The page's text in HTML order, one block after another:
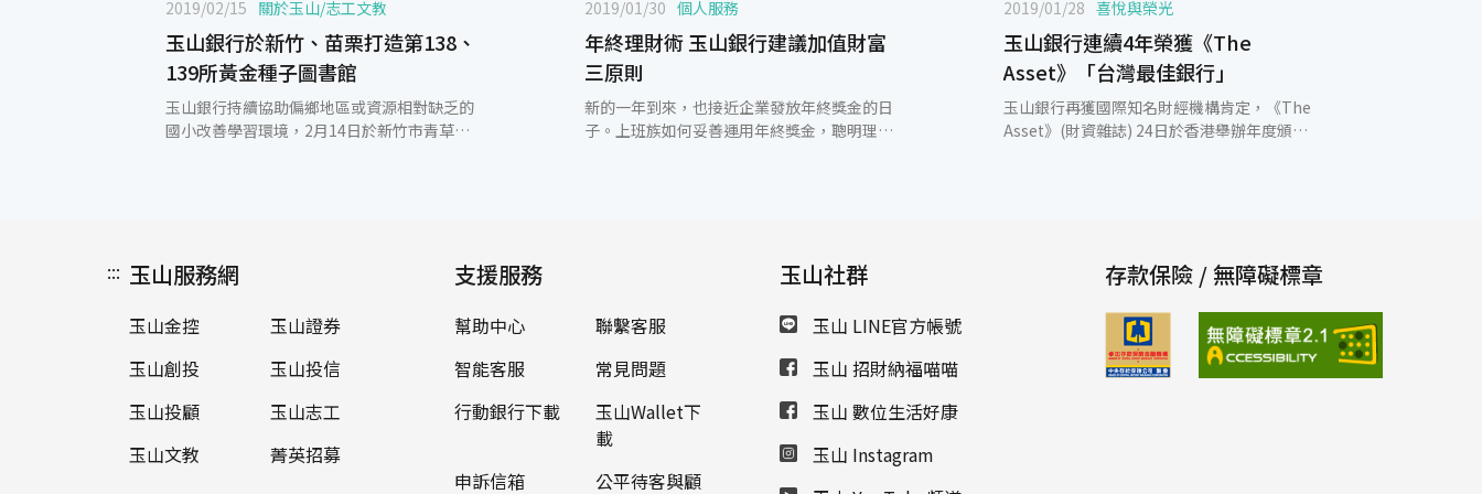
2019/02/15 關於玉山/志工文教
玉山銀行於新竹、苗栗打造第138、
139所黃金種子圖書館
玉山銀行持續協助偏鄉地區或資源相對缺乏的
國小改善學習環境，2月14日於新竹市青草湖
常重要的基礎工程，「閱讀力」也是學習力和
競爭力的關鍵，對孩子一生影響十分深遠，而
提升閱讀力最有效的方法就是「大量閱讀、主
動思考、快樂分享」。為此，玉山打造充滿童
趣、優質舒適的圖書館，以永續經營的理念提
供所需資源，包含成立時的設備及新書、每年
的電費補助、每兩年圖書更新及不定期環境維
玉山圖書館學校間申請流通，協助老師創新教
學，延伸閱讀的想像力。 新竹市青草湖國小許
2019/01/30 個人服務
年終理財術 玉山銀行建議加值財富
三原則
新的一年到來，也接近企業發放年終獎金的日
子。上班族如何妥善運用年終獎金，聰明理財
今年投資布局更須著重資產配置，宜對報酬與
波動加以平衡，可藉投資級債、新興債及多元
資產作為核心資產配置，並適量搭配供需有所
改善的能源、受避險需求支撐的黃金、及可望
受惠中美貿易戰轉單效應的東南亞市場為衛星
配置。 二、重新檢視投資組合，依需求進行調
整：新的一年，玉山銀行建議，對自己的理財
部位也需要進行「除舊佈新」，重新檢視投資
組合中的部位，適時停利停損，將這些部位進
行整頓，再運用年終獎金進行投資組合的「配
2019/01/28 喜悅與榮光
玉山銀行連續4年榮獲《The
Asset》「台灣最佳銀行」
玉山銀行再獲國際知名財經機構肯定，《The
Asset》(財資雜誌) 24日於香港舉辦年度頒獎
《The Asset》4項大獎，包括「亞太最佳
CEO」、「台灣最佳銀行」、「亞洲企業傑出
公司治理暨CSR獎- 最高榮譽白金獎」及「台
灣寶島債最佳債券商」。《The Asset》評審
指出，玉山展現全面的經營品質，業務國際化
發展迅速，聚焦跨境台商及貿易融資，並提供
::: 玉山服務網
玉山金控
玉山證券
玉山創投
玉山投信
玉山投顧
玉山志工
玉山文教
菁英招募
支援服務
幫助中心
聯繫客服
智能客服
常見問題
行動銀行下載
玉山Wallet下
載
申訴信箱
公平待客與顧
玉山社群
玉山 LINE官方帳號
玉山 招財納福喵喵
玉山 數位生活好康
玉山 Instagram
存款保險 / 無障礙標章